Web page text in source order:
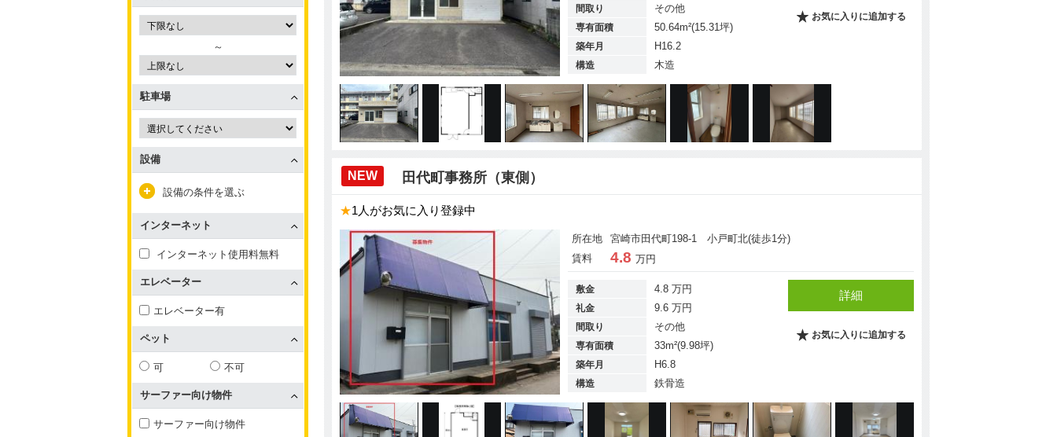
間取り その他
専有面積 50.64m²(15.31坪)
築年月 H16.2
構造 木造
お気に入りに追加する
NEW 田代町事務所（東側）
★1人がお気に入り登録中
所在地
宮崎市田代町198-1 小戸町北(徒歩1分)
賃料
4.8 万円
敷金 4.8 万円
礼金 9.6 万円
間取り その他
専有面積 33m²(9.98坪)
築年月 H6.8
構造 鉄骨造
詳細
お気に入りに追加する
～
駐車場
設備
設備の条件を選ぶ
インターネット
インターネット使用料無料
エレベーター
エレベーター有
ペット
可 不可
サーファー向け物件
サーファー向け物件